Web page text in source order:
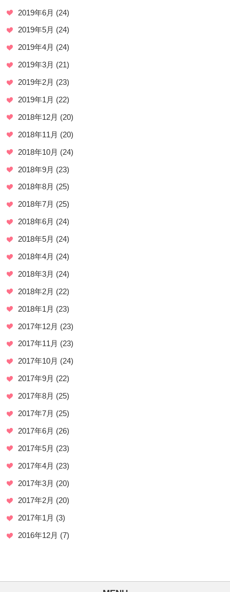
2019年6月 (24)
2019年5月 (24)
2019年4月 (24)
2019年3月 (21)
2019年2月 (23)
2019年1月 (22)
2018年12月 (20)
2018年11月 (20)
2018年10月 (24)
2018年9月 (23)
2018年8月 (25)
2018年7月 (25)
2018年6月 (24)
2018年5月 (24)
2018年4月 (24)
2018年3月 (24)
2018年2月 (22)
2018年1月 (23)
2017年12月 (23)
2017年11月 (23)
2017年10月 (24)
2017年9月 (22)
2017年8月 (25)
2017年7月 (25)
2017年6月 (26)
2017年5月 (23)
2017年4月 (23)
2017年3月 (20)
2017年2月 (20)
2017年1月 (3)
2016年12月 (7)